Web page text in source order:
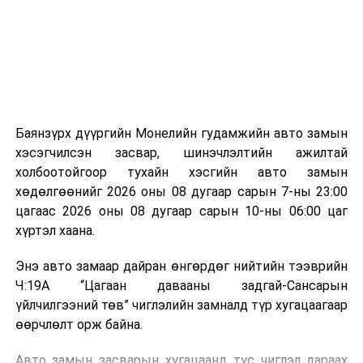
болон дулааны эрчим хүч үйлдвэрлэхэд ашиглаж
болдог. Зарим технологийн хувьд шаталтын дараа
үлдэх үнснээс фосфор зэрэг ашигт эрдсийг сэргээн
авах боломжтой аж.
Япон, Герман, Швейцар, Нидерланд, Өмнөд Солонгос
зэрэг улс лаг хатаах, шатаах технологийг ашиглаж
байна. Тухайлбал, Германд лаг шатаах үйлдвэрээс
гарсан үнснээс фосфор сэргээн авах технологи
ашигладаг бол Нидерландад төвлөрсөн лаг
боловсруулах үйлдвэрүүдээр дулаан, цахилгаан
Баянзүрх дүүргийн Монелийн гудамжийн авто замын
хэсэгчилсэн засвар, шинэчлэлтийн ажилтай
холбоотойгоор тухайн хэсгийн авто замын
хөдөлгөөнийг 2026 оны 08 дугаар сарын 7-ны 23:00
цагаас 2026 оны 08 дугаар сарын 10-ны 06:00 цаг
хүртэл хаана.
Энэ авто замаар дайран өнгөрдөг нийтийн тээврийн
Ч:19А “Цагаан давааны задгай-Сансарын
үйлчилгээний төв” чиглэлийн замналд түр хугацаагаар
өөрчлөлт орж байна.